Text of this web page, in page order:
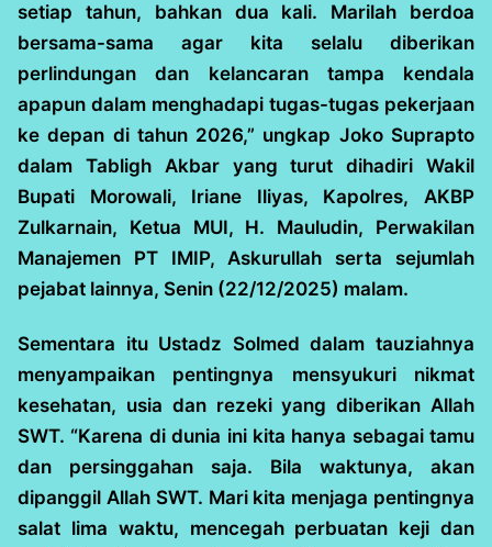
setiap tahun, bahkan dua kali. Marilah berdoa
bersama-sama agar kita selalu diberikan
perlindungan dan kelancaran tampa kendala
apapun dalam menghadapi tugas-tugas pekerjaan
ke depan di tahun 2026,” ungkap Joko Suprapto
dalam Tabligh Akbar yang turut dihadiri Wakil
Bupati Morowali, Iriane Iliyas, Kapolres, AKBP
Zulkarnain, Ketua MUI, H. Mauludin, Perwakilan
Manajemen PT IMIP, Askurullah serta sejumlah
pejabat lainnya, Senin (22/12/2025) malam.
Sementara itu Ustadz Solmed dalam tauziahnya
menyampaikan pentingnya mensyukuri nikmat
kesehatan, usia dan rezeki yang diberikan Allah
SWT. “Karena di dunia ini kita hanya sebagai tamu
dan persinggahan saja. Bila waktunya, akan
dipanggil Allah SWT. Mari kita menjaga pentingnya
salat lima waktu, mencegah perbuatan keji dan